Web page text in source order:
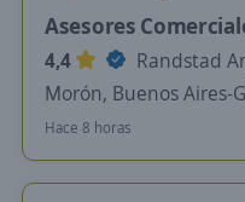
Asesores
4,4
Randstad
Morón, Buenos Aires-
Hace 8 horas